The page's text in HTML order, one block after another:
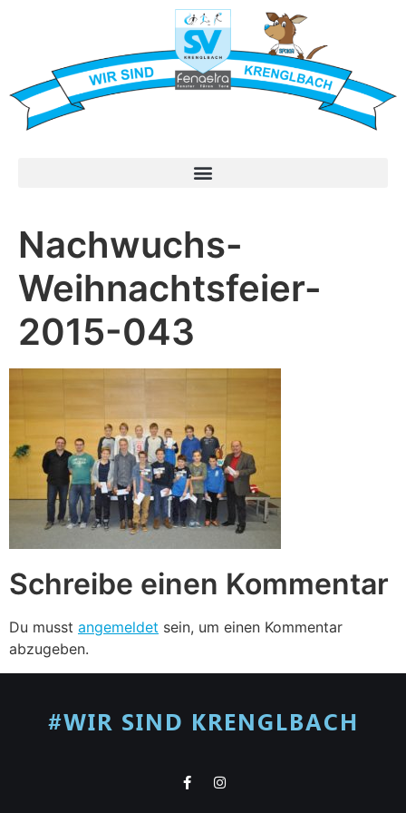
Nachwuchs-
Weihnachtsfeier-
2015-043
Schreibe einen Kommentar
Du musst angemeldet sein, um einen Kommentar
abzugeben.
#WIR SIND KRENGLBACH